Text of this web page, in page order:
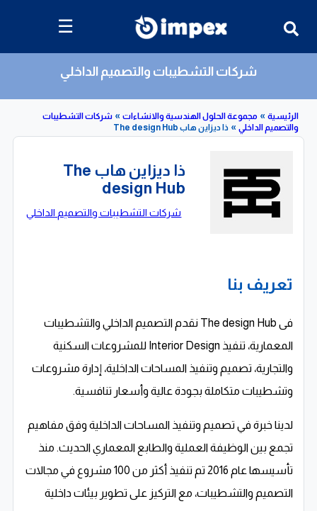
☰
شركات التشطيبات والتصميم الداخلي
»
مجموعة الحلول الهندسية والانشاءات
»
شركات التشطيبات
»
ذا ديزاين هاب The
design Hub
تعريف بنا
فى The design Hub نقدم التصميم الداخلي والتشطيبات
المعمارية، تنفيذ Interior Design للمشروعات السكنية
والتجارية، تصميم وتنفيذ المساحات الداخلية، إدارة مشروعات
وتشطيبات متكاملة بجودة عالية وأسعار تنافسية.
لدينا خبرة في تصميم وتنفيذ المساحات الداخلية وفق مفاهيم
تجمع بين الوظيفة العملية والطابع المعماري الحديث. منذ
تأسيسها عام 2016 تم تنفيذ أكثر من 100 مشروع في مجالات
التصميم والتشطيبات، مع التركيز على تطوير بيئات داخلية